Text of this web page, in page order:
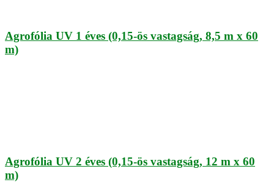
Agrofólia UV 1 éves (0,15-ös vastagság, 8,5 m x 60
m)
Agrofólia UV 2 éves (0,15-ös vastagság, 12 m x 60
m)